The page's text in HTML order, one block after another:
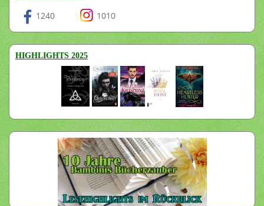
1240 1010
HIGHLIGHTS 2025